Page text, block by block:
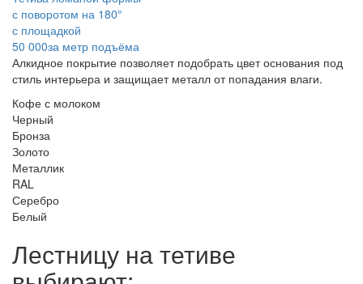
с поворотом на 180°
с площадкой
50 000за метр подъёма
Алкидное покрытие позволяет подобрать цвет основания под
стиль интерьера и защищает металл от попадания влаги.
Кофе с молоком
Черный
Бронза
Золото
Металлик
RAL
Серебро
Белый
Лестницу на тетиве